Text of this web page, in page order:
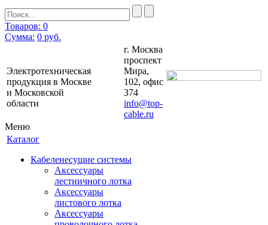
Товаров: 0
Сумма: 0 руб.
Электротехническая
продукция в Москве
и Московской
области
г. Москва
проспект
Мира,
102, офис
374
info@top-
cable.ru
Меню
Каталог
Кабеленесущие системы
Аксессуары
лестничного лотка
Аксессуары
листового лотка
Аксессуары